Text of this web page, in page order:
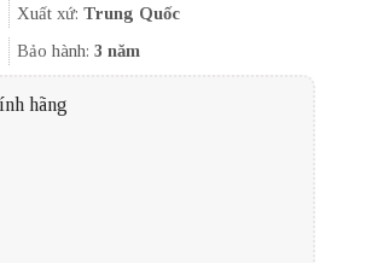
là:
2.550.000₫.
Xuất xứ:Trung Quốc
Bảo hành:3 năm
hãng